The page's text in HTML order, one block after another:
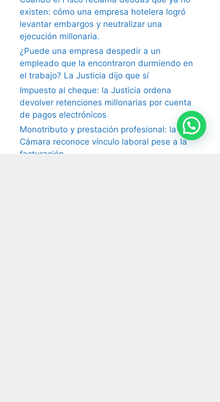
existen: cómo una empresa hotelera logró
levantar embargos y neutralizar una
ejecución millonaria.
¿Puede una empresa despedir a un
empleado que la encontraron durmiendo en
el trabajo? La Justicia dijo que sí
Impuesto al cheque: la Justicia ordena
devolver retenciones millonarias por cuenta
de pagos electrónicos
Monotributo y prestación profesional: la
Cámara reconoce vínculo laboral pese a la
facturación